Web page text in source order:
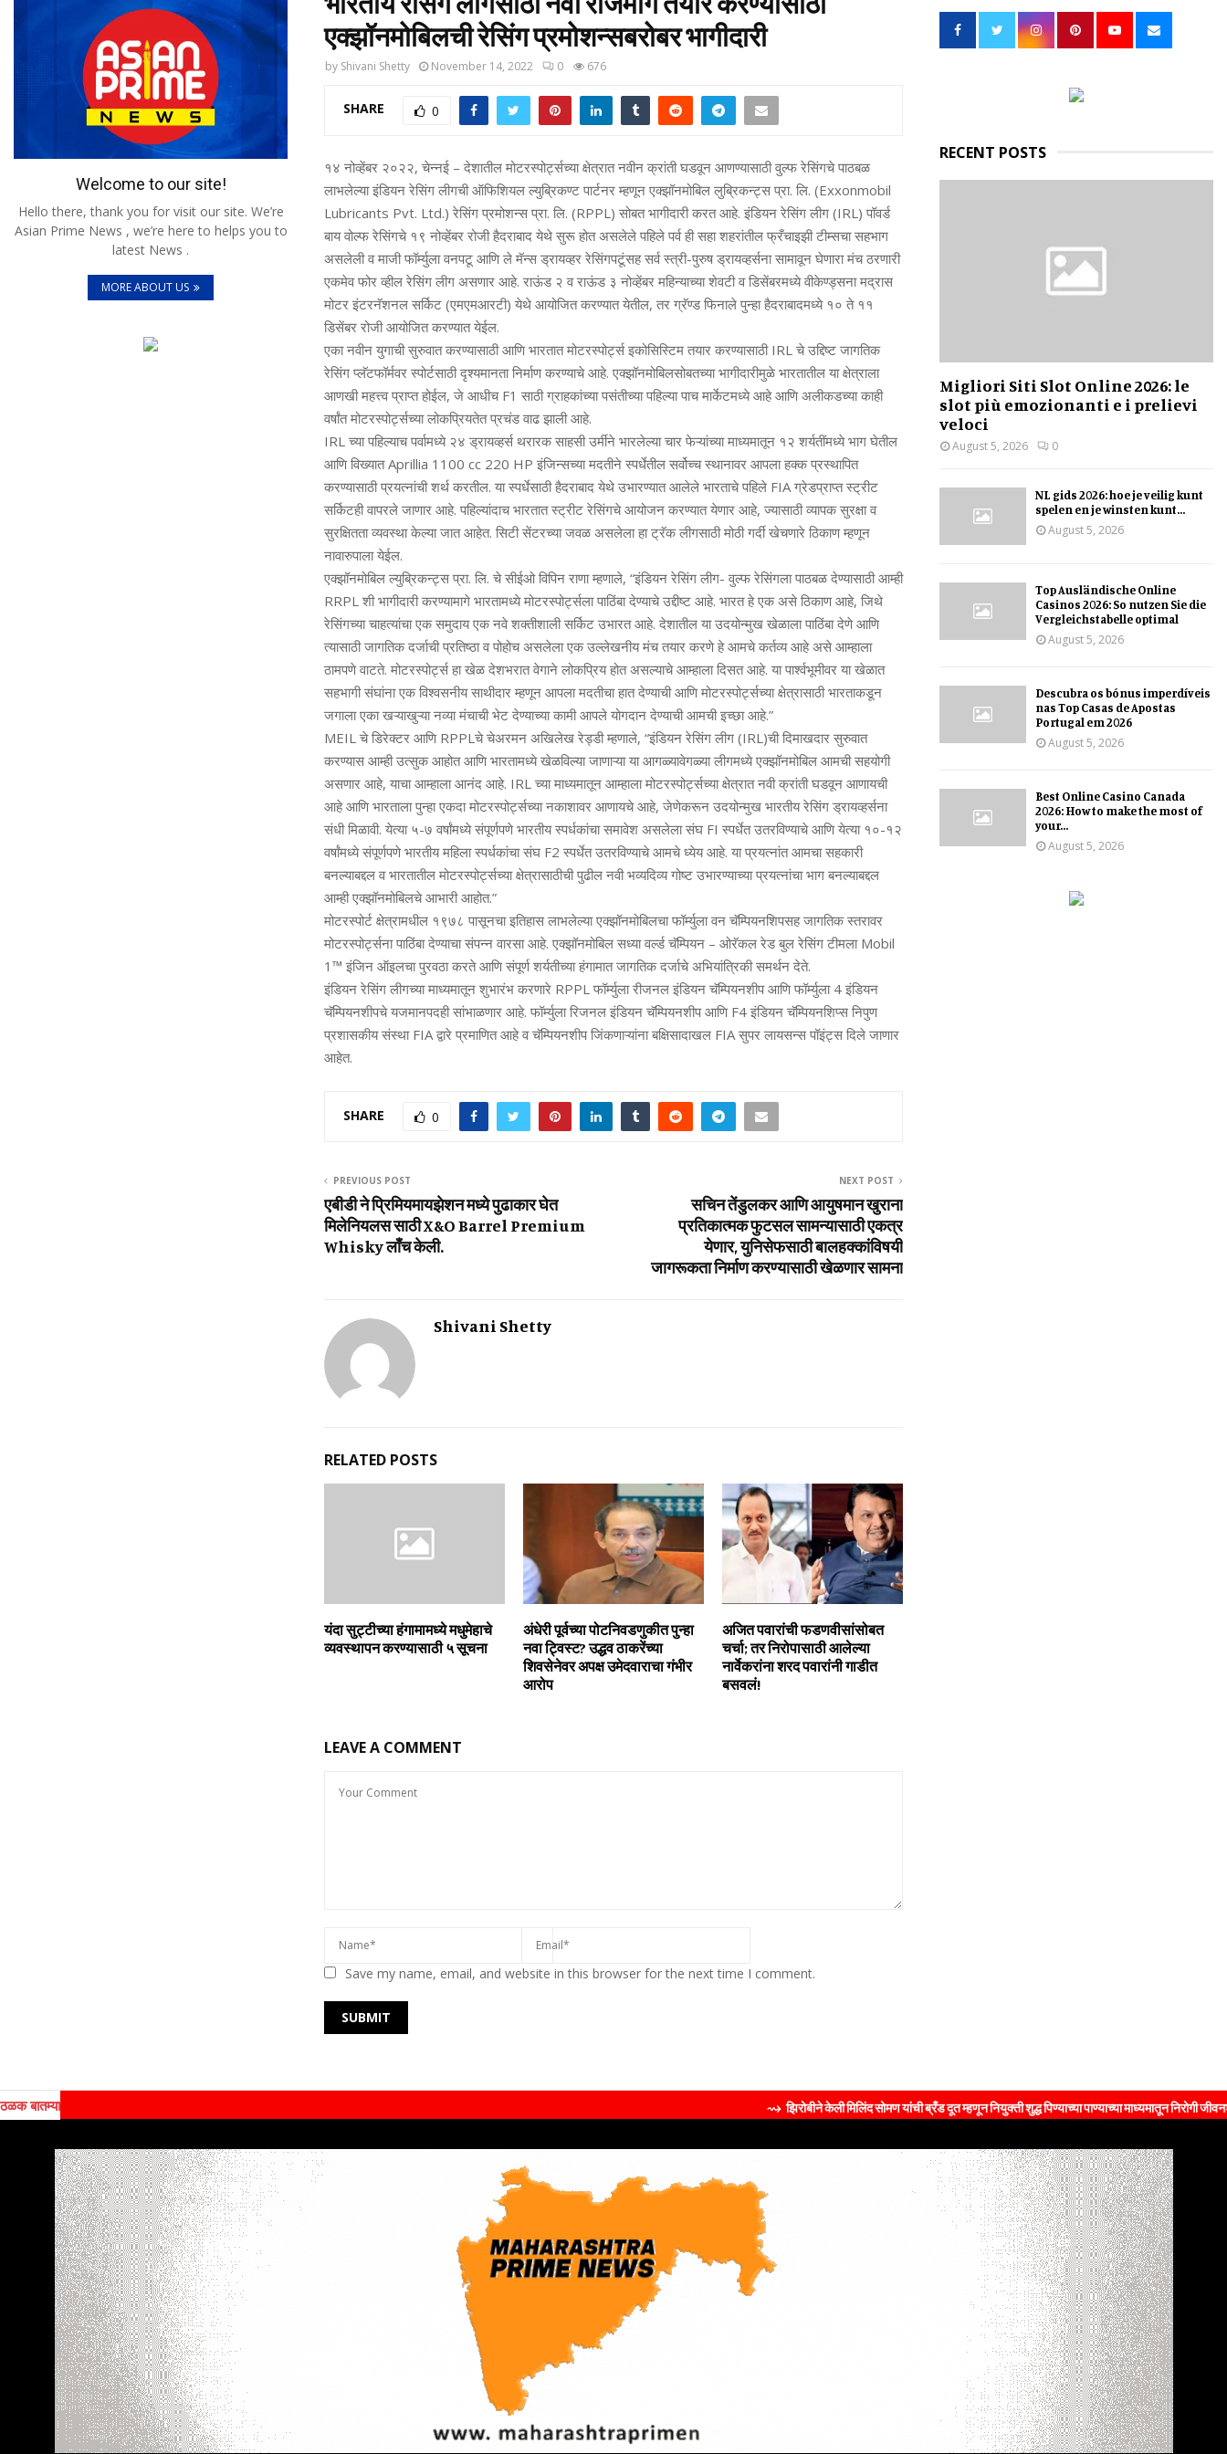
एक्झॉनमोबिलची रेसिंग प्रमोशन्सबरोबर भागीदारी
by Shivani Shetty November 14, 2022 0 676
SHARE 0
१४ नोव्हेंबर २०२२, चेन्नई – देशातील मोटरस्पोर्ट्सच्या क्षेत्रात नवीन क्रांती घडवून आणण्यासाठी वुल्फ रेसिंगचे पाठबळ
लाभलेल्या इंडियन रेसिंग लीगची ऑफिशियल ल्‍युब्रिकण्‍ट पार्टनर म्हणून एक्झॉनमोबिल लुब्रिकन्ट्स प्रा. लि. (Exxonmobil
Lubricants Pvt. Ltd.) रेसिंग प्रमोशन्स प्रा. लि. (RPPL) सोबत भागीदारी करत आहे. इंडियन रेसिंग लीग (IRL) पॉवर्ड
बाय वोल्‍फ रेसिंगचे १९ नोव्हेंबर रोजी हैदराबाद येथे सुरू होत असलेले पहिले पर्व ही सहा शहरांतील फ्रँचाइझी टीम्सचा सहभाग
असलेली व माजी फॉर्म्युला वनपटू आणि ले मॅन्स ड्रायव्हर रेसिंगपटूंसह सर्व स्त्री-पुरुष ड्रायव्‍हर्सना सामावून घेणारा मंच ठरणारी
एकमेव फोर व्हील रेसिंग लीग असणार आहे. राऊंड २ व राऊंड ३ नोव्‍हेंबर महिन्‍याच्‍या शेवटी व डिसेंबरमध्‍ये वीकेण्‍ड्सना मद्रास
मोटर इंटरनॅशनल सर्किट (एमएमआरटी) येथे आयोजित करण्‍यात येतील, तर ग्रॅण्‍ड फिनाले पुन्‍हा हैदराबादमध्‍ये १० ते ११
डिसेंबर रोजी आयोजित करण्‍यात येईल.
एका नवीन युगाची सुरुवात करण्यासाठी आणि भारतात मोटरस्पोर्ट्स इकोसिस्टिम तयार करण्यासाठी IRL चे उद्दिष्ट जागतिक
रेसिंग प्लॅटफॉर्मवर स्‍पोर्टसाठी दृश्यमानता निर्माण करण्याचे आहे. एक्झॉनमोबिलसोबतच्या भागीदारीमुळे भारतातील या क्षेत्राला
आणखी महत्त्व प्राप्त होईल, जे आधीच F1 साठी ग्राहकांच्या पसंतीच्या पहिल्या पाच मार्केटमध्ये आहे आणि अलीकडच्या काही
वर्षांत मोटरस्पोर्ट्सच्या लोकप्रियतेत प्रचंड वाढ झाली आहे.
IRL च्‍या पहिल्‍याच पर्वामध्‍ये २४ ड्रायव्हर्स थरारक साहसी उर्मीने भारलेल्या चार फेऱ्यांच्या माध्यमातून १२ शर्यतींमध्ये भाग घेतील
आणि विख्यात Aprillia 1100 cc 220 HP इंजिन्सच्या मदतीने स्पर्धेतील सर्वोच्च स्थानावर आपला हक्क प्रस्थापित
करण्यासाठी प्रयत्नांची शर्थ करतील. या स्पर्धेसाठी हैदराबाद येथे उभारण्यात आलेले भारताचे पहिले FIA ग्रेडप्राप्त स्ट्रीट
सर्किटही वापरले जाणार आहे. पहिल्‍यांदाच भारतात स्ट्रीट रेसिंगचे आयोजन करण्‍यात येणार आहे, ज्‍यासाठी व्‍यापक सुरक्षा व
सुरक्षितता व्‍यवस्‍था केल्‍या जात आहेत. सिटी सेंटरच्या जवळ असलेला हा ट्रॅक लीगसाठी मोठी गर्दी खेचणारे ठिकाण म्हणून
नावारुपाला येईल.
एक्झॉनमोबिल ल्युब्रिकन्ट्स प्रा. लि. चे सीईओ विपिन राणा म्हणाले, “इंडियन रेसिंग लीग- वुल्फ रेसिंगला पाठबळ देण्यासाठी आम्ही
RRPL शी भागीदारी करण्यामागे भारतामध्ये मोटरस्पोर्ट्सला पाठिंबा देण्याचे उद्दीष्ट आहे. भारत हे एक असे ठिकाण आहे, जिथे
रेसिंगच्या चाहत्यांचा एक समुदाय एक नवे शक्तीशाली सर्किट उभारत आहे. देशातील या उदयोन्मुख खेळाला पाठिंबा देणे आणि
त्यासाठी जागतिक दर्जाची प्रतिष्ठा व पोहोच असलेला एक उल्लेखनीय मंच तयार करणे हे आमचे कर्तव्य आहे असे आम्हाला
ठामपणे वाटते. मोटरस्पोर्ट्स हा खेळ देशभरात वेगाने लोकप्रिय होत असल्याचे आम्हाला दिसत आहे. या पार्श्वभूमीवर या खेळात
सहभागी संघांना एक विश्वसनीय साथीदार म्हणून आपला मदतीचा हात देण्याची आणि मोटरस्पोर्ट्सच्या क्षेत्रासाठी भारताकडून
जगाला एका खऱ्याखुऱ्या नव्या मंचाची भेट देण्याच्या कामी आपले योगदान देण्याची आमची इच्छा आहे.”
MEIL चे डिरेक्टर आणि RPPLचे चेअरमन अखिलेख रेड्डी म्हणाले, “इंडियन रेसिंग लीग (IRL)ची दिमाखदार सुरुवात
करण्यास आम्ही उत्सुक आहोत आणि भारतामध्ये खेळविल्या जाणाऱ्या या आगळ्यावेगळ्या लीगमध्ये एक्झॉनमोबिल आमची सहयोगी
असणार आहे, याचा आम्हाला आनंद आहे. IRL च्या माध्यमातून आम्हाला मोटरस्पोर्ट्सच्या क्षेत्रात नवी क्रांती घडवून आणायची
आहे आणि भारताला पुन्हा एकदा मोटरस्पोर्ट्सच्या नकाशावर आणायचे आहे, जेणेकरून उदयोन्मुख भारतीय रेसिंग ड्रायव्हर्सना
संधी मिळावी. येत्या ५-७ वर्षांमध्ये संपूर्णपणे भारतीय स्पर्धकांचा समावेश असलेला संघ FI स्पर्धेत उतरविण्याचे आणि येत्या १०-१२
वर्षांमध्ये संपूर्णपणे भारतीय महिला स्पर्धकांचा संघ F2 स्पर्धेत उतरविण्याचे आमचे ध्येय आहे. या प्रयत्नांत आमचा सहकारी
बनल्याबद्दल व भारतातील मोटरस्पोर्ट्सच्या क्षेत्रासाठीची पुढील नवी भव्यदिव्य गोष्ट उभारण्याच्या प्रयत्नांचा भाग बनल्याबद्दल
आम्ही एक्झॉनमोबिलचे आभारी आहोत.”
मोटरस्पोर्ट क्षेत्रामधील १९७८ पासूनचा इतिहास लाभलेल्या एक्‍झॉनमोबिलचा फॉर्म्युला वन चॅम्पियनशिपसह जागतिक स्तरावर
मोटरस्पोर्ट्सना पाठिंबा देण्याचा संपन्‍न वारसा आहे. एक्‍झॉनमोबिल सध्या वर्ल्ड चॅम्पियन – ओरॅकल रेड बुल रेसिंग टीमला Mobil
1™️ इंजिन ऑइलचा पुरवठा करते आणि संपूर्ण शर्यतीच्या हंगामात जागतिक दर्जाचे अभियांत्रिकी समर्थन देते.
इंडियन रेसिंग लीगच्या माध्यमातून शुभारंभ करणारे RPPL फॉर्म्युला रीजनल इंडियन चॅम्पियनशीप आणि फॉर्म्युला 4 इंडियन
चॅम्पियनशीपचे यजमानपदही सांभाळणार आहे. फॉर्म्युला रिजनल इंडियन चॅम्पियनशीप आणि F4 इंडियन चॅम्पियनशिप्स निपुण
प्रशासकीय संस्‍था FIA द्वारे प्रमाणित आहे व चॅम्पियनशीप जिंकणाऱ्यांना बक्षिसादाखल FIA सुपर लायसन्स पॉइंट्स दिले जाणार
आहेत.
SHARE 0
PREVIOUS POST
एबीडी ने प्रिमियमायझेशन मध्ये पुढाकार घेत
मिलेनियलस साठी X&O Barrel Premium
Whisky लाँच केली.
NEXT POST
सचिन तेंडुलकर आणि आयुषमान खुराना
प्रतिकात्मक फुटसल सामन्यासाठी एकत्र
येणार, युनिसेफसाठी बालहक्कांविषयी
जागरूकता निर्माण करण्यासाठी खेळणार सामना
Shivani Shetty
RELATED POSTS
यंदा सुट्टीच्‍या हंगामामध्‍ये मधुमेहाचे
व्‍यवस्‍थापन करण्‍यासाठी ५ सूचना
अंधेरी पूर्वच्या पोटनिवडणुकीत पुन्हा
नवा ट्विस्ट? उद्धव ठाकरेंच्या
शिवसेनेवर अपक्ष उमेदवाराचा गंभीर
आरोप
अजित पवारांची फडणवीसांसोबत
चर्चा; तर निरोपासाठी आलेल्या
नार्वेकरांना शरद पवारांनी गाडीत
बसवलं!
LEAVE A COMMENT
Save my name, email, and website in this browser for the next time I comment.
Welcome to our site!
Hello there, thank you for visit our site. We’re
Asian Prime News , we’re here to helps you to
latest News .
MORE ABOUT US
o
RECENT POSTS
Migliori Siti Slot Online 2026: le
slot più emozionanti e i prelievi
veloci
August 5, 2026 0
NL gids 2026: hoe je veilig kunt
spelen en je winsten kunt...
August 5, 2026
Top Ausländische Online
Casinos 2026: So nutzen Sie die
Vergleichstabelle optimal
August 5, 2026
Descubra os bónus imperdíveis
nas Top Casas de Apostas
Portugal em 2026
August 5, 2026
Best Online Casino Canada
2026: How to make the most of
your...
August 5, 2026
ठळक बातम्या ⇝ झिरोबीने केली मिलिंद सोमण यांची ब्रँड दूत म्हणून नियुक्ती शुद्ध पिण्याच्या पाण्याच्या माध्यमातून निरोगी जीवनशैलीचा संदेश